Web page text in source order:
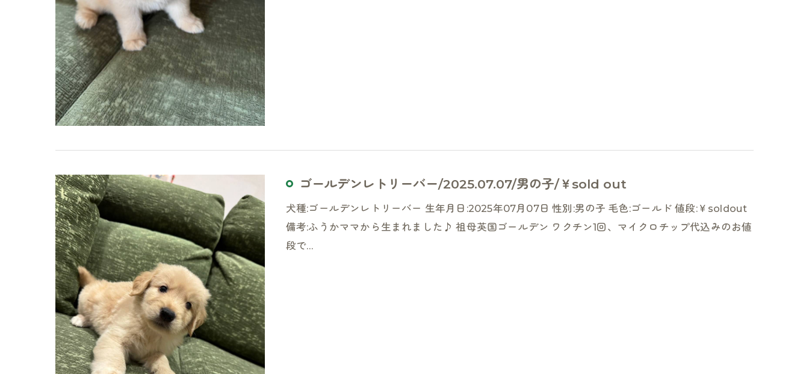
ゴールデンレトリーバー/2025.07.07/男の子/￥sold out
犬種:ゴールデンレトリーバー 生年月日:2025年07月07日 性別:男の子 毛色:ゴールド 値段:￥soldout
備考:ふうかママから生まれました♪ 祖母英国ゴールデン ワクチン1回、マイクロチップ代込みのお値
段で…